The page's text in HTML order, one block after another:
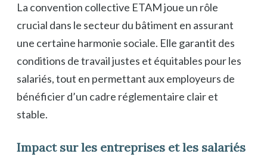
La convention collective ETAM joue un rôle
crucial dans le secteur du bâtiment en assurant
une certaine harmonie sociale. Elle garantit des
conditions de travail justes et équitables pour les
salariés, tout en permettant aux employeurs de
bénéficier d’un cadre réglementaire clair et
stable.
Impact sur les entreprises et les salariés